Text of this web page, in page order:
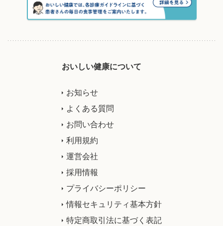
おいしい健康について
お知らせ
よくある質問
お問い合わせ
利用規約
運営会社
採用情報
プライバシーポリシー
情報セキュリティ基本方針
特定商取引法に基づく表記